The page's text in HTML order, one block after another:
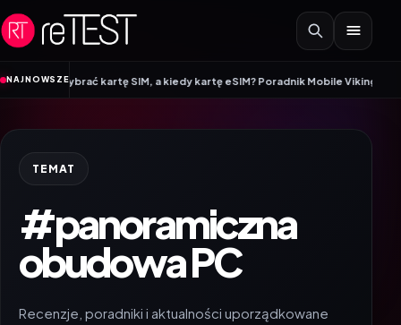
Przejdź do treści
NAJNOWSZE
wybrać kartę SIM, a kiedy kartę eSIM? Poradnik Mobile Vikings•Wracamy
TEMAT
#panoramiczna
obudowa PC
Recenzje, poradniki i aktualności uporządkowane